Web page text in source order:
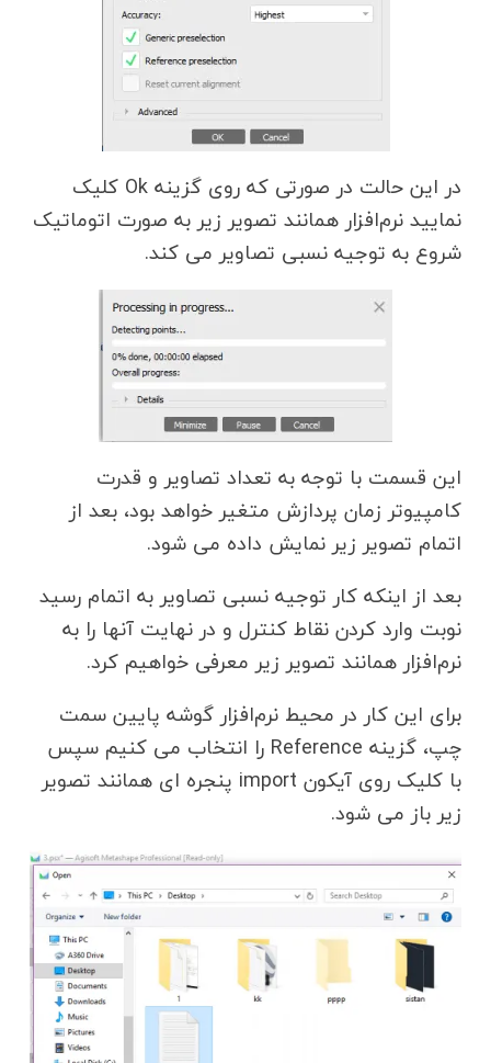
در این حالت در صورتی که روی گزینه Ok کلیک
نمایید نرم‌افزار همانند تصویر زیر به صورت اتوماتیک
شروع به توجیه نسبی تصاویر می کند.
این قسمت با توجه به تعداد تصاویر و قدرت
کامپیوتر زمان پردازش متغیر خواهد بود، بعد از
اتمام تصویر زیر نمایش داده می شود.
بعد از اینکه کار توجیه نسبی تصاویر به اتمام رسید
نوبت وارد کردن نقاط کنترل و در نهایت آنها را به
نرم‌افزار همانند تصویر زیر معرفی خواهیم کرد.
برای این کار در محیط نرم‌افزار گوشه پایین سمت
چپ، گزینه Reference را انتخاب می کنیم سپس
با کلیک روی آیکون import پنجره ای همانند تصویر
زیر باز می شود.